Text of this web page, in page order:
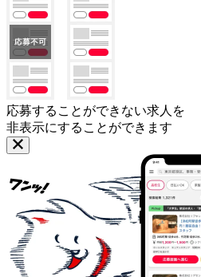
応募することができない求人を
非表示にすることができます